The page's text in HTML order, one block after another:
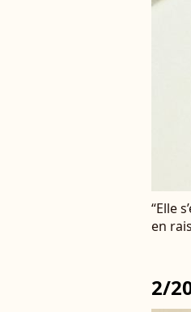
“Elle
en
2/